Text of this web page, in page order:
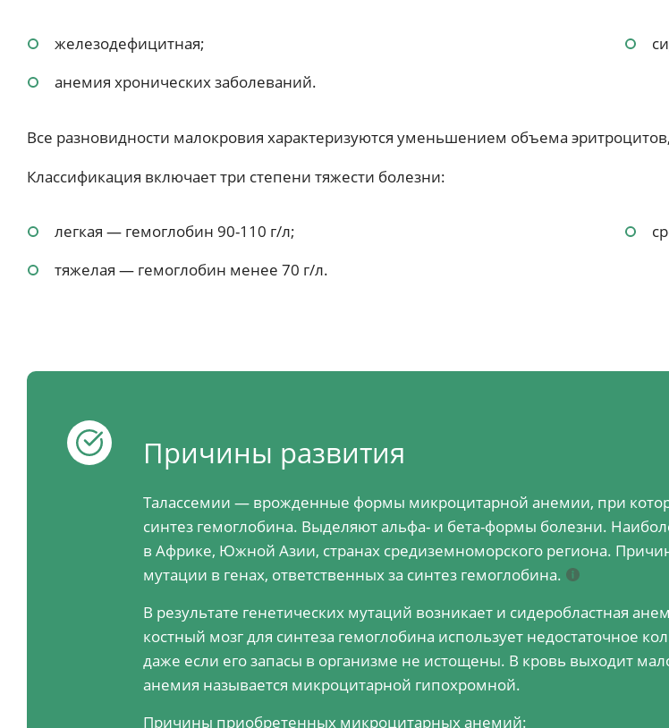
железодефицитная;
анемия хронических заболеваний.
Все разновидности малокровия характеризуются уменьшением объема
Классификация включает три степени тяжести болезни:
легкая — гемоглобин 90-110 г/л;
тяжелая — гемоглобин менее 70 г/л.
Причины развития
Талассемии — врожденные формы микроцитарной анемии, при
синтез гемоглобина. Выделяют альфа- и бета-формы болезни.
в Африке, Южной Азии, странах средиземноморского региона.
мутации в генах, ответственных за синтез гемоглобина.
В результате генетических мутаций возникает и сидеробластная
костный мозг для синтеза гемоглобина использует недостаточное
даже если его запасы в организме не истощены. В кровь выходит
анемия называется микроцитарной гипохромной.
Причины приобретенных микроцитарных анемий: